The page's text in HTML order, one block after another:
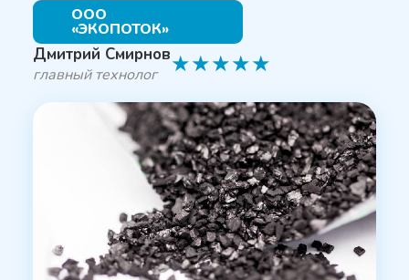
ООО
«ЭКОПОТОК»
Дмитрий Смирнов
главный технолог ★★★★★